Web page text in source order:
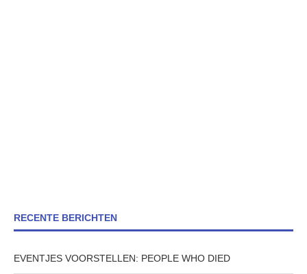
RECENTE BERICHTEN
EVENTJES VOORSTELLEN: PEOPLE WHO DIED